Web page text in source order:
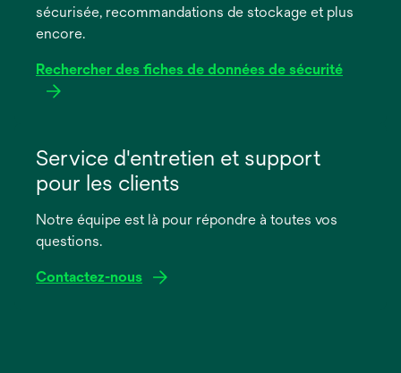
ongletsécurisée, recommandations de stockage et plus
encore.
Rechercher des fiches de données de sécurité
dans
nouvel
onglet
Service d'entretien et support
pour les clients
Notre équipe est là pour répondre à toutes vos
questions.
Contactez-nous